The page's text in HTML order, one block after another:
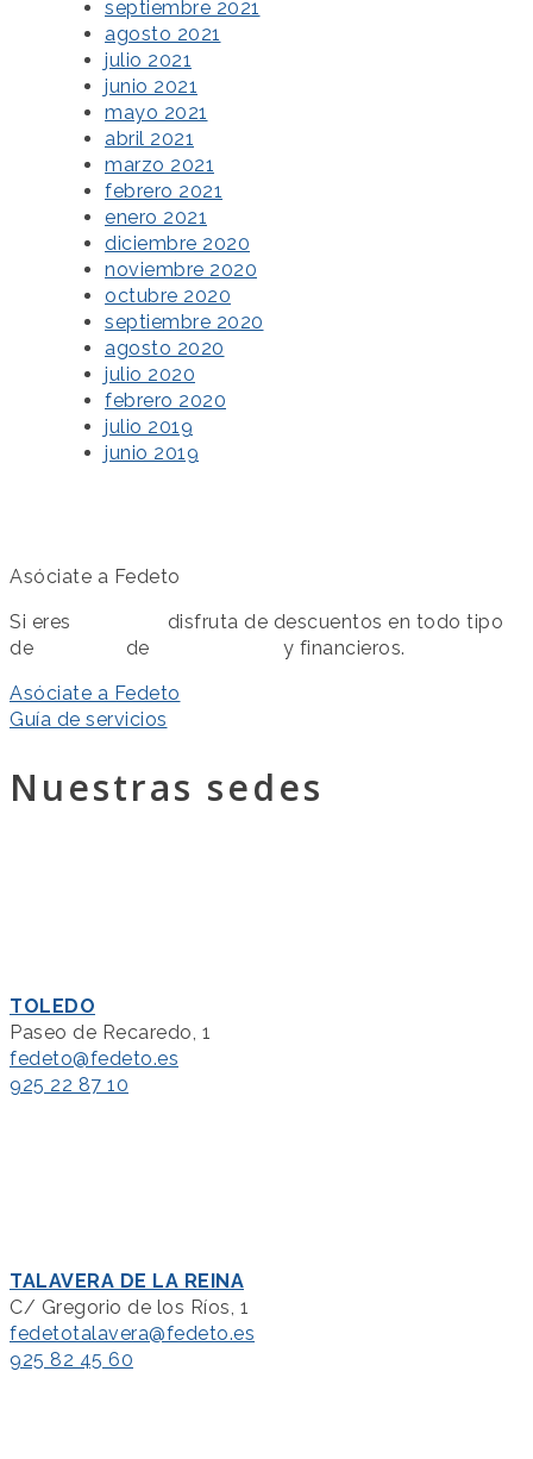
septiembre 2021
agosto 2021
julio 2021
junio 2021
mayo 2021
abril 2021
marzo 2021
febrero 2021
enero 2021
diciembre 2020
noviembre 2020
octubre 2020
septiembre 2020
agosto 2020
julio 2020
febrero 2020
julio 2019
junio 2019
Asóciate a Fedeto
Si eres
disfruta de descuentos en todo tipo
de
de
y financieros.
Asóciate a Fedeto
Guía de servicios
Nuestras sedes
TOLEDO
Paseo de Recaredo, 1
fedeto@fedeto.es
925 22 87 10
TALAVERA DE LA REINA
C/ Gregorio de los Ríos, 1
fedetotalavera@fedeto.es
925 82 45 60